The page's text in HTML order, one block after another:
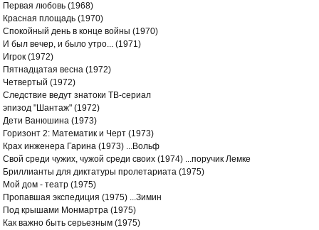
Первая любовь (1968)
Красная площадь (1970)
Спокойный день в конце войны (1970)
И был вечер, и было утро... (1971)
Игрок (1972)
Пятнадцатая весна (1972)
Четвертый (1972)
Следствие ведут знатоки ТВ-сериал
эпизод "Шантаж" (1972)
Дети Ванюшина (1973)
Горизонт 2: Математик и Черт (1973)
Крах инженера Гарина (1973) ...Вольф
Свой среди чужих, чужой среди своих (1974) ...поручик Лемке
Бриллианты для диктатуры пролетариата (1975)
Мой дом - театр (1975)
Пропавшая экспедиция (1975) ...Зимин
Под крышами Монмартра (1975)
Как важно быть серьезным (1975)